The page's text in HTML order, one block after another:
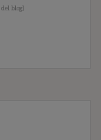
del blog]